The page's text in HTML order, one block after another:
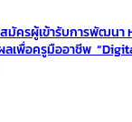
ครผู้เข้ารับการพัฒนา
ลเพื่อครูมืออาชีพ